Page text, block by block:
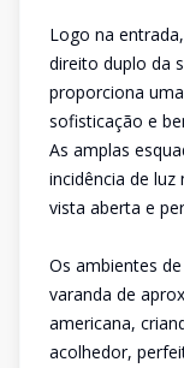
Logo na
direito duplo da
proporciona
sofisticação e
As amplas
incidência de
vista aberta e
Os ambientes
varanda de
americana,
acolhedor,